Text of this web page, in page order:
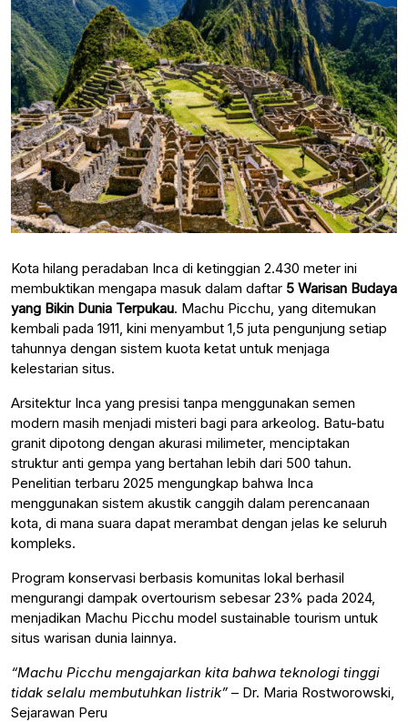
Kota hilang peradaban Inca di ketinggian 2.430 meter ini
membuktikan mengapa masuk dalam daftar 5 Warisan Budaya
yang Bikin Dunia Terpukau. Machu Picchu, yang ditemukan
kembali pada 1911, kini menyambut 1,5 juta pengunjung setiap
tahunnya dengan sistem kuota ketat untuk menjaga
kelestarian situs.
Arsitektur Inca yang presisi tanpa menggunakan semen
modern masih menjadi misteri bagi para arkeolog. Batu-batu
granit dipotong dengan akurasi milimeter, menciptakan
struktur anti gempa yang bertahan lebih dari 500 tahun.
Penelitian terbaru 2025 mengungkap bahwa Inca
menggunakan sistem akustik canggih dalam perencanaan
kota, di mana suara dapat merambat dengan jelas ke seluruh
kompleks.
Program konservasi berbasis komunitas lokal berhasil
mengurangi dampak overtourism sebesar 23% pada 2024,
menjadikan Machu Picchu model sustainable tourism untuk
situs warisan dunia lainnya.
“Machu Picchu mengajarkan kita bahwa teknologi tinggi
tidak selalu membutuhkan listrik” – Dr. Maria Rostworowski,
Sejarawan Peru